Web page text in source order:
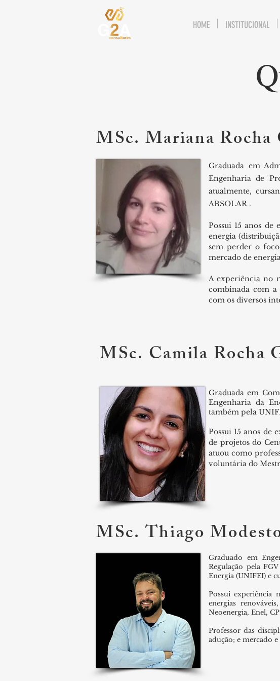
HOME INSTITUCIONAL
MSc. Mariana Rocha
Graduada em
Engenharia de
atualmente,
ABSOLAR .
Possui 15 anos
energia
sem perder o
mercado de
A experiência no
combinada com a
com os diversos
MSc. Camila Rocha
Graduada em
Engenharia da
também pela
Possui 15 anos de
de projetos do
atuou como
voluntária do
MSc. Thiago
Graduado em
Regulação pela
Energia (UNIFEI) e
Possui experiência
energias
Neoenergia, Enel,
Professor das
adução; e mercado